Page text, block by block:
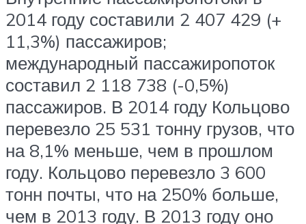
2014 году составили 2 407 429 (+
11,3%) пассажиров;
международный пассажиропоток
составил 2 118 738 (-0,5%)
пассажиров. В 2014 году Кольцово
перевезло 25 531 тонну грузов, что
на 8,1% меньше, чем в прошлом
году. Кольцово перевезло 3 600
тонн почты, что на 250% больше,
чем в 2013 году. В 2013 году оно